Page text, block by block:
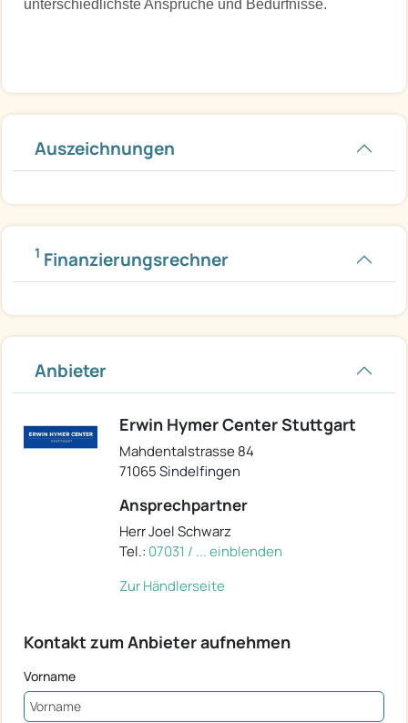
unterschiedlichste Ansprüche und Bedürfnisse.
Auszeichnungen
1 Finanzierungsrechner
Anbieter
Erwin Hymer Center Stuttgart
Mahdentalstrasse 84
71065 Sindelfingen
Ansprechpartner
Herr Joel Schwarz
Tel.: 07031 / ... einblenden
Zur Händlerseite
Kontakt zum Anbieter aufnehmen
Vorname